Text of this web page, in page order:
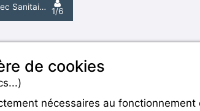
Forfait Emplacement Avec Sanitaire Privé 1/6
de cookies
nécessaires au